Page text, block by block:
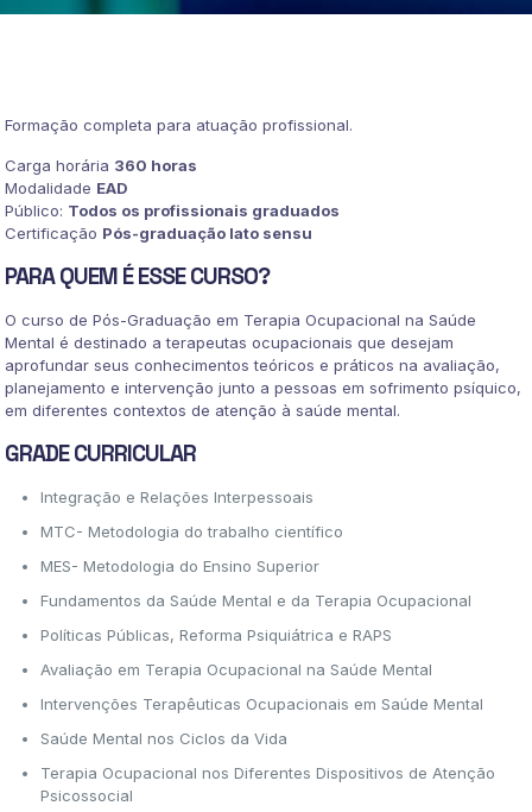
Formação completa para atuação profissional.
Carga horária 360 horas
Modalidade EAD
Público: Todos os profissionais graduados
Certificação Pós-graduação lato sensu
PARA QUEM É ESSE CURSO?
O curso de Pós-Graduação em Terapia Ocupacional na Saúde
Mental é destinado a terapeutas ocupacionais que desejam
aprofundar seus conhecimentos teóricos e práticos na avaliação,
planejamento e intervenção junto a pessoas em sofrimento psíquico,
em diferentes contextos de atenção à saúde mental.
GRADE CURRICULAR
Integração e Relações Interpessoais
MTC- Metodologia do trabalho científico
MES- Metodologia do Ensino Superior
Fundamentos da Saúde Mental e da Terapia Ocupacional
Políticas Públicas, Reforma Psiquiátrica e RAPS
Avaliação em Terapia Ocupacional na Saúde Mental
Intervenções Terapêuticas Ocupacionais em Saúde Mental
Saúde Mental nos Ciclos da Vida
Terapia Ocupacional nos Diferentes Dispositivos de Atenção
Psicossocial